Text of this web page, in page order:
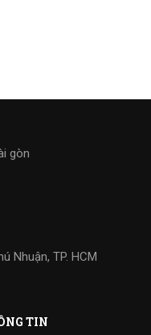
Nhuận, TP. HCM
TIN